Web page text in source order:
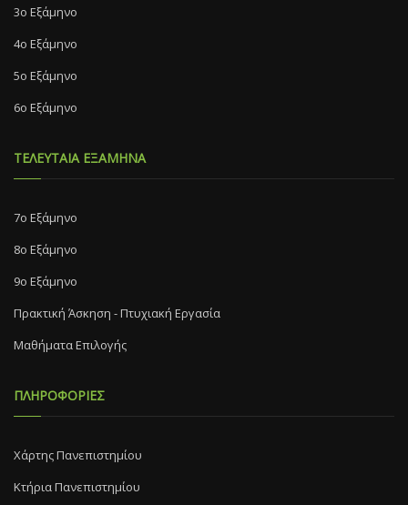
3ο Εξάμηνο
4ο Εξάμηνο
5ο Εξάμηνο
6ο Εξάμηνο
ΤΕΛΕΥΤΑΙΑ ΕΞΑΜΗΝΑ
7o Eξάμηνο
8o Eξάμηνο
9ο Εξάμηνο
Πρακτική Άσκηση - Πτυχιακή Εργασία
Μαθήματα Επιλογής
ΠΛΗΡΟΦΟΡΙΕΣ
Χάρτης Πανεπιστημίου
Κτήρια Πανεπιστημίου